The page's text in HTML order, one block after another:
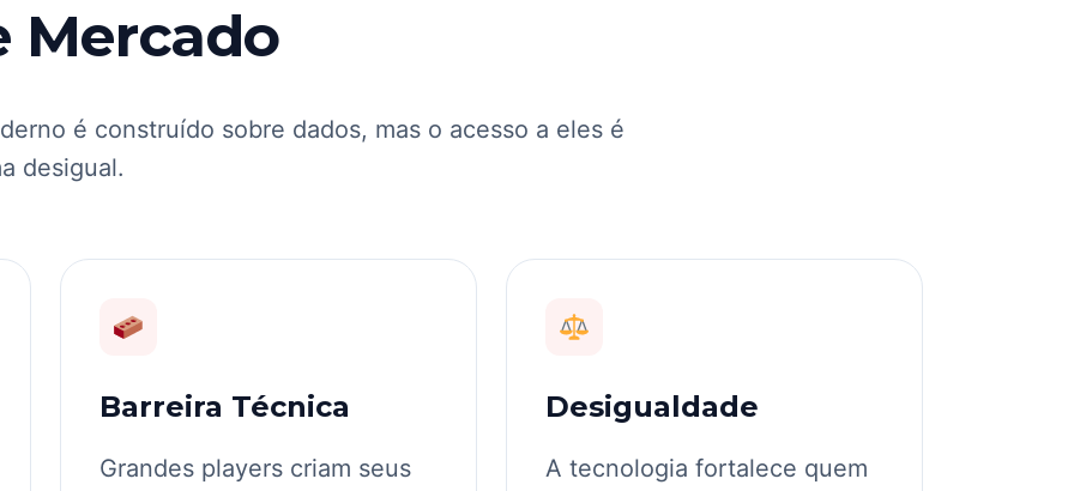
Mercado
é construído sobre dados, mas o acesso a eles é
desigual.
Barreira Técnica
Grandes players criam seus
Desigualdade
A tecnologia fortalece quem